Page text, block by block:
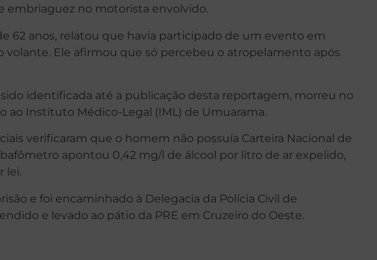
embriaguez no motorista envolvido.
62 anos, relatou que havia participado de um evento em
volante. Ele afirmou que só percebeu o atropelamento após
identificada até a publicação desta reportagem, morreu no
ao Instituto Médico-Legal (IML) de Umuarama.
verificaram que o homem não possuía Carteira Nacional de
apontou 0,42 mg/l de álcool por litro de ar expelido,
lei.
e foi encaminhado à Delegacia da Polícia Civil de
e levado ao pátio da PRE em Cruzeiro do Oeste.